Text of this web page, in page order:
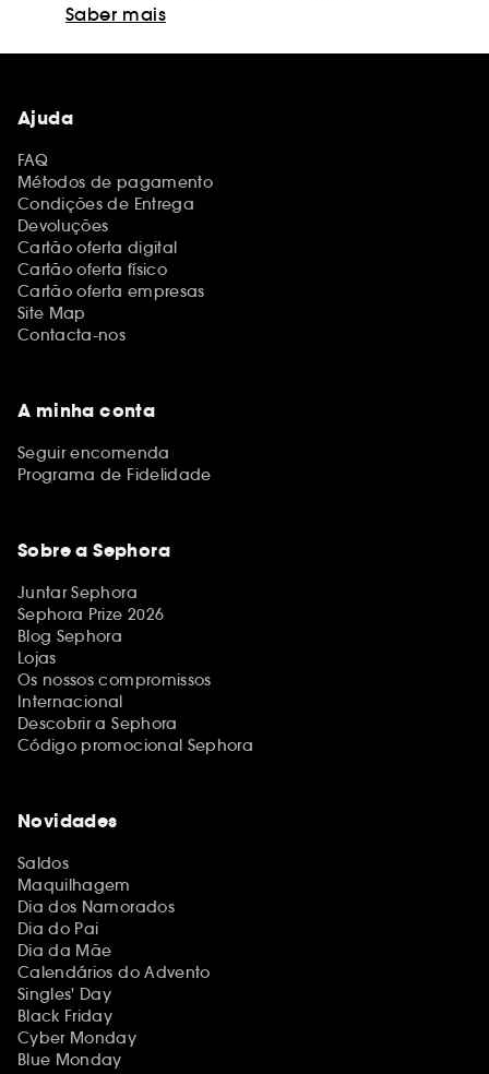
Saber mais
Ajuda
FAQ
Métodos de pagamento
Condições de Entrega
Devoluções
Cartão oferta digital
Cartão oferta físico
Cartão oferta empresas
Site Map
Contacta-nos
A minha conta
Seguir encomenda
Programa de Fidelidade
Sobre a Sephora
Juntar Sephora
Sephora Prize 2026
Blog Sephora
Lojas
Os nossos compromissos
Internacional
Descobrir a Sephora
Código promocional Sephora
Novidades
Saldos
Maquilhagem
Dia dos Namorados
Dia do Pai
Dia da Mãe
Calendários do Advento
Singles' Day
Black Friday
Cyber Monday
Blue Monday